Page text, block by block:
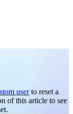
userto reset a
of this article to see